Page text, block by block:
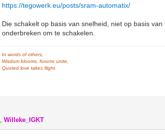
https://tegowerk.eu/posts/sram-automatix/
Die schakelt op basis van snelheid, niet op basis
onderbreken om te schakelen.
In words of others,
Wisdom blooms, forums unite,
Quoted love takes flight.
,Willeke_IGKT